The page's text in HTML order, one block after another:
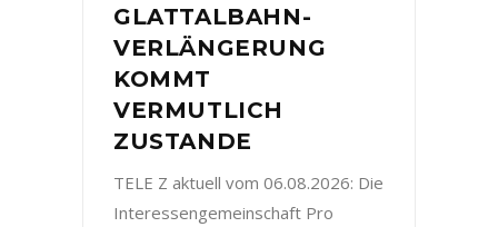
GLATTALBAHN-
VERLÄNGERUNG
KOMMT
VERMUTLICH
ZUSTANDE
TELE Z aktuell vom 06.08.2026: Die
Interessengemeinschaft Pro